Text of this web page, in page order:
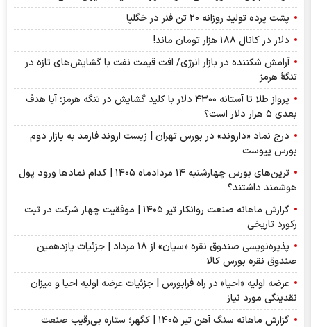
پشت پرده تولید روزانه ۲۰ تن فنر در خگلپا
دلار در کانال ۱۸۸ هزار تومان ماند!
آرامش شکننده در بازار انرژی/ افت قیمت نفت با گشایش‌های تازه در
تنگۀ هرمز
پرواز طلا تا آستانه ۴۳۰۰ دلار با کلید گشایش در تنگه هرمز؛ آیا هدف
بعدی ۵ هزار دلار است؟
درج نماد «داروند» در بورس تهران | زیست اروند فارمد به بازار دوم
بورس پیوست
ترین‌های بورس چهارشنبه ۱۴ مردادماه ۱۴۰۵ | کدام نماد‌ها ورود پول
هوشمند داشتند؟
گزارش ماهانه صنعت روانکار تیر ۱۴۰۵ | موفقیت چهار شرکت در ثبت
رکورد تاریخی
پذیره‌نویسی صندوق نقره «سیان» از ۱۸ مرداد | جزئیات یازدهمین
صندوق نقره بورس کالا
عرضه اولیه «احیا» در راه فرابورس | جزئیات عرضه اولیه احیا و میزان
نقدینگی مورد نیاز
گزارش ماهانه سنگ آهن تیر ۱۴۰۵ | کگهر؛ ستاره بی‌رقیب صنعت